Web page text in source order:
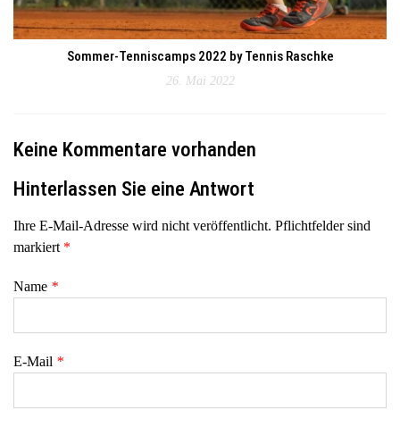
Sommer-Tenniscamps 2022 by Tennis Raschke
26. Mai 2022
Keine Kommentare vorhanden
Hinterlassen Sie eine Antwort
Ihre E-Mail-Adresse wird nicht veröffentlicht. Pflichtfelder sind
markiert *
Name *
E-Mail *